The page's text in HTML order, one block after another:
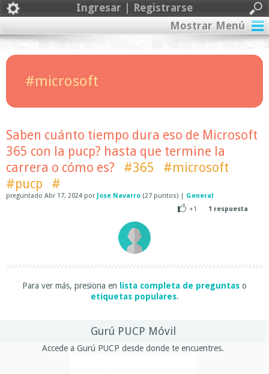
Ingresar | Registrarse
Mostrar Menú
#microsoft
Saben cuánto tiempo dura eso de Microsoft
365 con la pucp? hasta que termine la
carrera o cómo es?
#365
#microsoft
#pucp
#
preguntado Abr 17, 2024 por Jose Navarro (27 puntos) | General
+1
1 respuesta
Para ver más, presiona en lista completa de preguntas o
etiquetas populares.
Gurú PUCP Móvil
Accede a Gurú PUCP desde donde te encuentres.